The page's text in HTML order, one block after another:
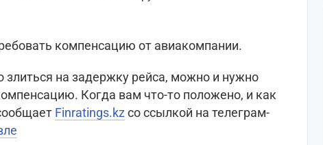
компенсацию от авиакомпании.
злиться на задержку рейса, можно и нужно
Когда вам что-то положено, и как
Finratings.kz со ссылкой на телеграм-